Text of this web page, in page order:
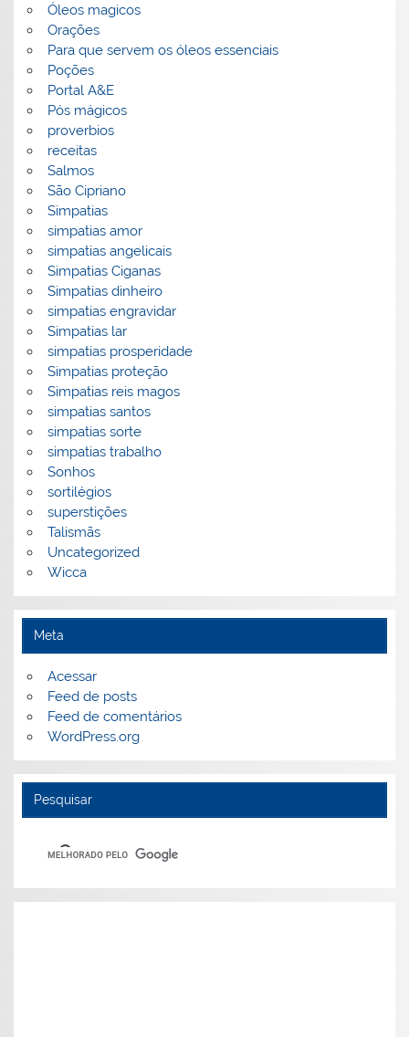
Óleos magicos
Orações
Para que servem os óleos essenciais
Poções
Portal A&E
Pós mágicos
proverbios
receitas
Salmos
São Cipriano
Simpatias
simpatias amor
simpatias angelicais
Simpatias Ciganas
Simpatias dinheiro
simpatias engravidar
Simpatias lar
simpatias prosperidade
Simpatias proteção
Simpatias reis magos
simpatias santos
simpatias sorte
simpatias trabalho
Sonhos
sortilégios
superstições
Talismãs
Uncategorized
Wicca
Meta
Acessar
Feed de posts
Feed de comentários
WordPress.org
Pesquisar